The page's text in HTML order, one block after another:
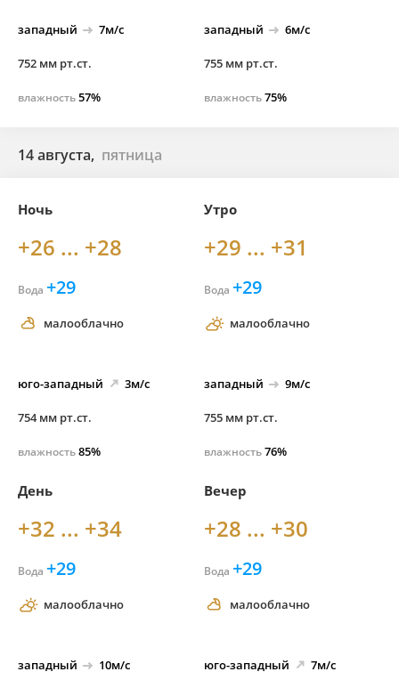
западный 7м/с
752 мм рт.ст.
влажность57%
западный 6м/с
755 мм рт.ст.
влажность75%
14 августа, пятница
Ночь
+26 ... +28
Вода +29
малооблачно
юго-западный 3м/с
754 мм рт.ст.
влажность85%
Утро
+29 ... +31
Вода +29
малооблачно
западный 9м/с
755 мм рт.ст.
влажность76%
День
+32 ... +34
Вода +29
малооблачно
западный 10м/с
Вечер
+28 ... +30
Вода +29
малооблачно
юго-западный 7м/с